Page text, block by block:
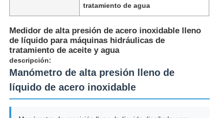
tratamiento de agua
Medidor de alta presión de acero inoxidable lleno
de líquido para máquinas hidráulicas de
tratamiento de aceite y agua
descripción:
Manómetro de alta presión lleno de
líquido de acero inoxidable